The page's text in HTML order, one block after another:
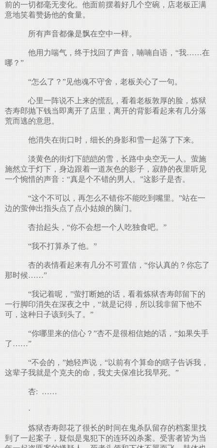
前的一切都毫无变化。他面前摆着好几个空碗，店老板正满
意地笑着赞扬他的食量。
所有声音都像是飘在空中一样。
他用力喘气，终于找回了声音，喃喃自语，“我……在
哪？”
“怎么了？”见他魂不守舍，老板关心了一句。
心里一阵说不上来的慌乱，看着老板敦厚的脸，炼狱
杏寿郎抛下钱当即离开了店里，离开的背影看起来有几分落
荒而逃的意思。
他消失在街口时，细长的身影和雪一起落了下来。
淡黄色的街灯下皑皑的雪，长路中央空无一人。萤施
施然立于灯下，身边跟着一道灰色的影子，寂静的夜里听见
一个惋惜的声音：“真是个不错的男人。”这影子是杏。
“这个不可以，再怎么不错你不能吃到嘴里。”站在一
边的萤伸出指头点了点小姑娘的脑门。
杏抬起头，“你不会想一个人吃独食吧。”
“我不打算杀了他。”
杏的表情看起来有几分不可置信，“你认真的？你忘了
那时候……”
“我记着呢，”萤打断她的话，看着炼狱杏寿郎留下的
一行脚印消失在深夜之中，“就是记得，所以我非留下他不
可，这种日子该到头了。”
“你哪里来的信心？”杏不是很相信她的话，“如果失手
了……”
“不会的，”她轻声说，“以前有个算命的瞎子告诉我，
这辈子我就是个克夫的命，我丈夫保准比我早死。”
杏: ……
·
炼狱杏寿郎花了很长的时间在鬼杀队留存的档案里找
到了一起案子，疑似是鬼犯下的连环凶杀案。受害者皆为当